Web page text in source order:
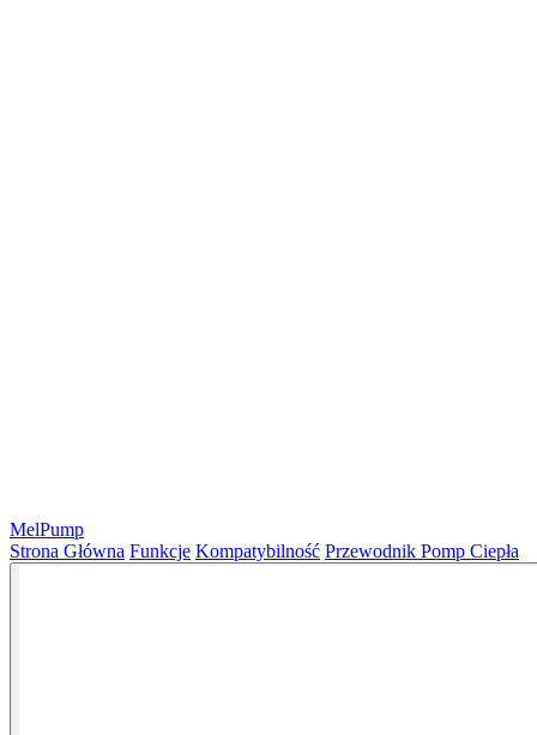
MelPump
Strona Główna Funkcje Kompatybilność Przewodnik Pomp Ciepła